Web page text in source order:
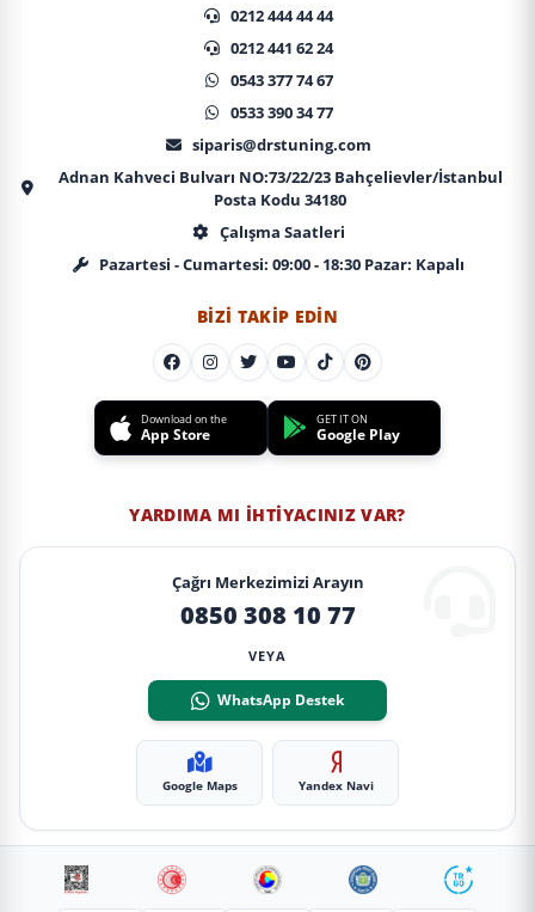
0212 444 44 44
0212 441 62 24
0543 377 74 67
0533 390 34 77
siparis@drstuning.com
Adnan Kahveci Bulvarı NO:73/22/23 Bahçelievler/İstanbul
Posta Kodu 34180
Çalışma Saatleri
Pazartesi - Cumartesi: 09:00 - 18:30 Pazar: Kapalı
BIZI TAKIP EDIN
Download on the
App Store
GET IT ON
Google Play
YARDIMA MI İHTIYACINIZ VAR?
Çağrı Merkezimizi Arayın
0850 308 10 77
VEYA
WhatsApp Destek
Google Maps Yandex Navi